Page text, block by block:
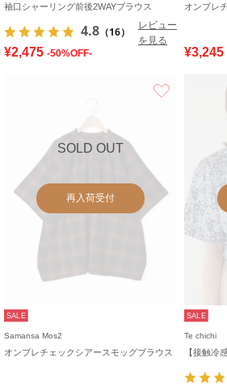
袖口シャーリング前後2WAYブラウス
4.8 （16）
レビュー
を見る
¥2,475 -50%OFF-
オンブレ
¥3,245
SOLD OUT
再入荷受付
SALE
Samansa Mos2
オンブレチェックシアースモッグブラウス
SALE
Te chichi